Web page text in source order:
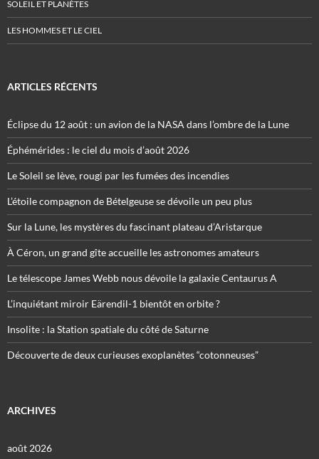
SOLEIL ET PLANÈTES
LES HOMMES ET LE CIEL
ARTICLES RÉCENTS
Éclipse du 12 août : un avion de la NASA dans l’ombre de la Lune
Éphémérides : le ciel du mois d’août 2026
Le Soleil se lève, rougi par les fumées des incendies
L’étoile compagnon de Bételgeuse se dévoile un peu plus
Sur la Lune, les mystères du fascinant plateau d’Aristarque
À Céron, un grand gîte accueille les astronomes amateurs
Le télescope James Webb nous dévoile la galaxie Centaurus A
L’inquiétant miroir Eärendil-1 bientôt en orbite ?
Insolite : la Station spatiale du côté de Saturne
Découverte de deux curieuses exoplanètes “cotonneuses”
ARCHIVES
août 2026